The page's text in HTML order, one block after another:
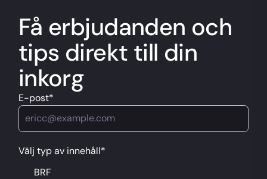
Få erbjudanden och
tips direkt till din
inkorg
E-post*
Välj typ av innehåll*
BRF